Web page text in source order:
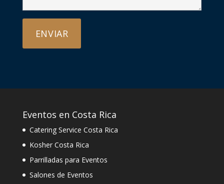
Eventos en Costa Rica
Catering Service Costa Rica
Kosher Costa Rica
Parrilladas para Eventos
Salones de Eventos